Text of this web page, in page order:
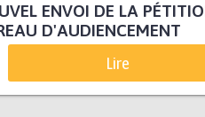
ENVOI DE LA
D'AUDIENCEMENT
Lire